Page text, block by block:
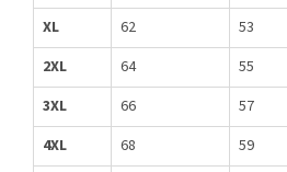
XL
62 53
2XL
64 55
3XL
66 57
4XL
68 59